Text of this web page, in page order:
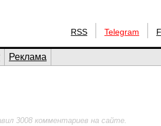
RSS Telegram
Реклама
3008 комментариев на сайте.